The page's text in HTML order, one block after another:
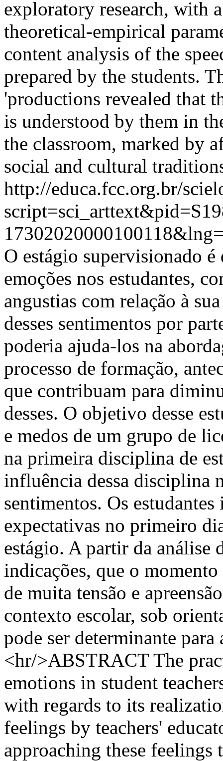
exploratory research, with
theoretical-empirical
content analysis of the
prepared by the students.
'productions revealed that
is understood by them in
the classroom, marked by
social and cultural
http://educa.fcc.org.br/
O estágio supervisionado é
emoções nos estudantes,
angustias com relação à
desses sentimentos por
poderia ajuda-los na
processo de formação,
que contribuam para
desses. O objetivo desse
e medos de um grupo de
na primeira disciplina de
influência dessa disciplina
sentimentos. Os
expectativas no primeiro
estágio. A partir da análise
indicações, que o
de muita tensão e
contexto escolar, sob
pode ser determinante
<hr/>ABSTRACT The
emotions in student
with regards to its
feelings by teachers'
approaching these